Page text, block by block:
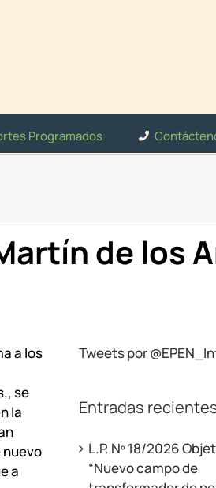
Programados
de los
a los
se
la
nuevo
a
Tweets por
Entradas
L.P. Nº 18/2026
“Nuevo campo de